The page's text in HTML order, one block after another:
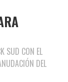
SUD CON EL
DEL